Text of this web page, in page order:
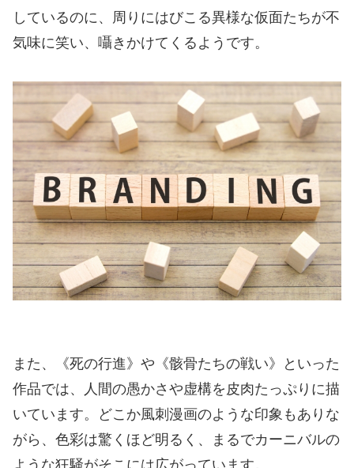
しているのに、周りにはびこる異様な仮面たちが不
気味に笑い、囁きかけてくるようです。
また、《死の行進》や《骸骨たちの戦い》といった
作品では、人間の愚かさや虚構を皮肉たっぷりに描
いています。どこか風刺漫画のような印象もありな
がら、色彩は驚くほど明るく、まるでカーニバルの